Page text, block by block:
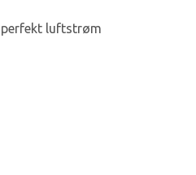
perfekt luftstrøm